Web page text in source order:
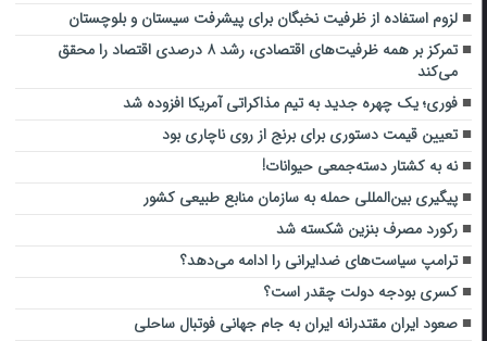
لزوم استفاده از ظرفیت نخبگان برای پیشرفت سیستان و بلوچستان
تمرکز بر همه ظرفیت‌های اقتصادی، رشد ۸ درصدی اقتصاد را محقق
می‌کند
فوری؛ یک چهره جدید به تیم مذاکراتی آمریکا افزوده شد
تعیین قیمت دستوری برای برنج از روی ناچاری بود
نه به کشتار دسته‌جمعی حیوانات!
پیگیری بین‌المللی حمله به سازمان منابع طبیعی کشور
رکورد مصرف بنزین شکسته شد
ترامپ سیاست‌های ضدایرانی را ادامه می‌دهد؟
کسری بودجه دولت چقدر است؟
صعود ایران مقتدرانه ایران به جام جهانی فوتبال ساحلی